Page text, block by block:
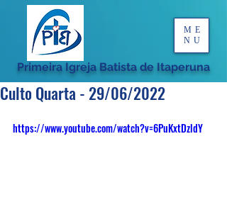
Primeira Igreja Batista de Itaperuna
ME
NU
Culto Quarta - 29/06/2022
https://www.youtube.com/watch?v=6PuKxtDzldY